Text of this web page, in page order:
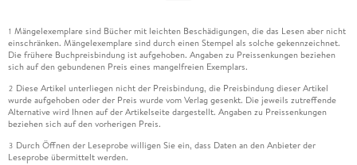
1 Mängelexemplare sind Bücher mit leichten Beschädigungen, die das Lesen aber nicht
einschränken. Mängelexemplare sind durch einen Stempel als solche gekennzeichnet.
Die frühere Buchpreisbindung ist aufgehoben. Angaben zu Preissenkungen beziehen
sich auf den gebundenen Preis eines mangelfreien Exemplars.
2 Diese Artikel unterliegen nicht der Preisbindung, die Preisbindung dieser Artikel
wurde aufgehoben oder der Preis wurde vom Verlag gesenkt. Die jeweils zutreffende
Alternative wird Ihnen auf der Artikelseite dargestellt. Angaben zu Preissenkungen
beziehen sich auf den vorherigen Preis.
3 Durch Öffnen der Leseprobe willigen Sie ein, dass Daten an den Anbieter der
Leseprobe übermittelt werden.